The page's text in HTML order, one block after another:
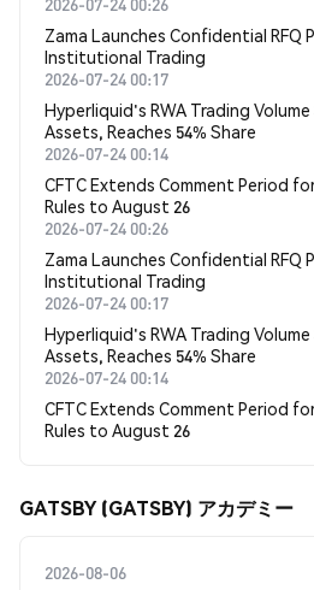
Zama Launches Confidential RFQ
Institutional Trading
2026-07-24 00:17
Hyperliquid's RWA Trading
Assets, Reaches 54% Share
2026-07-24 00:14
CFTC Extends Comment Period
Rules to August 26
2026-07-24 00:26
Zama Launches Confidential RFQ
Institutional Trading
2026-07-24 00:17
Hyperliquid's RWA Trading
Assets, Reaches 54% Share
2026-07-24 00:14
CFTC Extends Comment Period
Rules to August 26
GATSBY (GATSBY) アカデミー
2026-08-06